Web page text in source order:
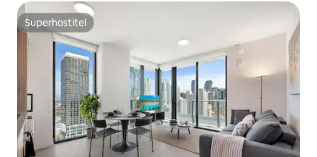
Superhostiteľ
Superhostiteľ